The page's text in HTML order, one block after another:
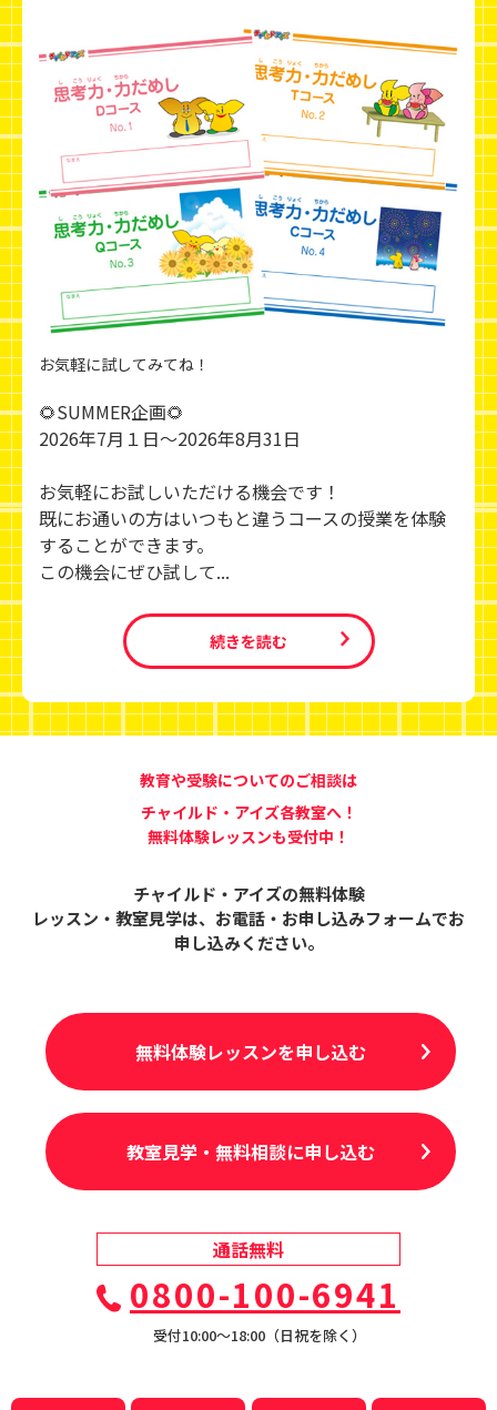
お気軽に試してみてね！
🌻SUMMER企画🌻
2026年7月１日～2026年8月31日
お気軽にお試しいただける機会です！
既にお通いの方はいつもと違うコースの授業を体験
することができます。
この機会にぜひ試して...
続きを読む
教育や受験についてのご相談は
チャイルド・アイズ各教室へ！
無料体験レッスンも受付中！
チャイルド・アイズの無料体験
レッスン・教室見学は、 お電話・お申し込みフォームでお
申し込みください。
無料体験レッスンを申し込む
教室見学・無料相談に申し込む
通話無料
0800-100-6941
受付10:00〜18:00（日祝を除く）